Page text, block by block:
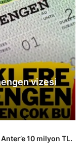
vizesi
10 milyon TL.